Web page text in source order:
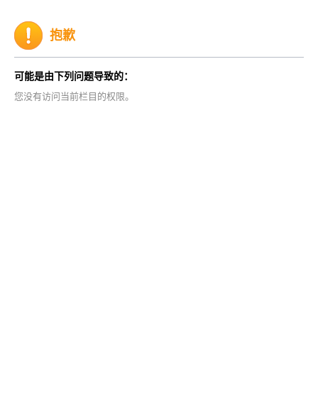
抱歉
可能是由下列问题导致的：
您没有访问当前栏目的权限。